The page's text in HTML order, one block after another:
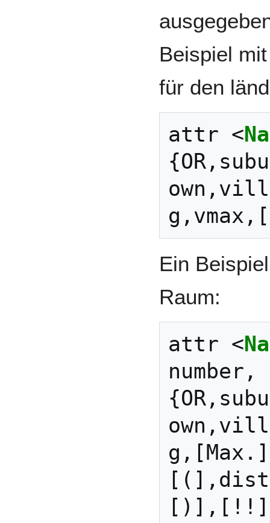
Beispiel
für den
attr <
Ein
Raum:
attr <
number,